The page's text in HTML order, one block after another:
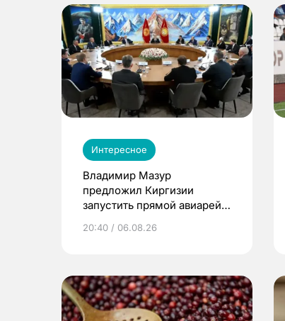
Интересное
Владимир Мазур
предложил Киргизии
запустить прямой авиарейс
20:40 / 06.08.26